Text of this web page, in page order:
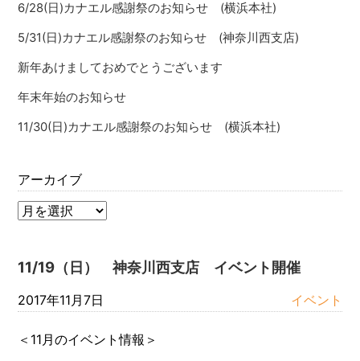
6/28(日)カナエル感謝祭のお知らせ (横浜本社)
5/31(日)カナエル感謝祭のお知らせ (神奈川西支店)
新年あけましておめでとうございます
年末年始のお知らせ
11/30(日)カナエル感謝祭のお知らせ (横浜本社)
アーカイブ
11/19（日） 神奈川西支店 イベント開催
2017年11月7日 イベント
＜11月のイベント情報＞